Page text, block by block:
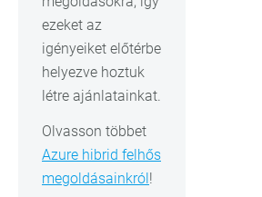
ezeket az
igényeiket előtérbe
helyezve hoztuk
létre ajánlatainkat.
Olvasson többet
Azure hibrid felhős
megoldásainkról!